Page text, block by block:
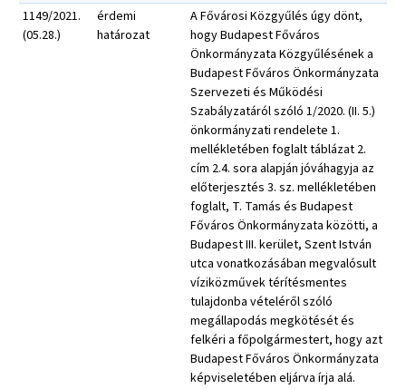
1149/2021.
(05.28.)
érdemi
határozat
A Fővárosi Közgyűlés úgy dönt,
hogy Budapest Főváros
Önkormányzata Közgyűlésének a
Budapest Főváros Önkormányzata
Szervezeti és Működési
Szabályzatáról szóló 1/2020. (II. 5.)
önkormányzati rendelete 1.
mellékletében foglalt táblázat 2.
cím 2.4. sora alapján jóváhagyja az
előterjesztés 3. sz. mellékletében
foglalt, T. Tamás és Budapest
Főváros Önkormányzata közötti, a
Budapest III. kerület, Szent István
utca vonatkozásában megvalósult
víziközművek térítésmentes
tulajdonba vételéről szóló
megállapodás megkötését és
felkéri a főpolgármestert, hogy azt
Budapest Főváros Önkormányzata
képviseletében eljárva írja alá.